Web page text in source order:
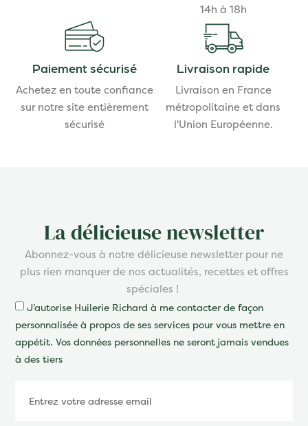
14h à 18h
Paiement sécurisé
Achetez en toute confiance
sur notre site entièrement
sécurisé
Livraison rapide
Livraison en France
métropolitaine et dans
l'Union Européenne.
La délicieuse newsletter
Abonnez-vous à notre délicieuse newsletter pour ne
plus rien manquer de nos actualités, recettes et offres
spéciales !
J’autorise Huilerie Richard à me contacter de façon
personnalisée à propos de ses services pour vous mettre en
appétit. Vos données personnelles ne seront jamais vendues
à des tiers